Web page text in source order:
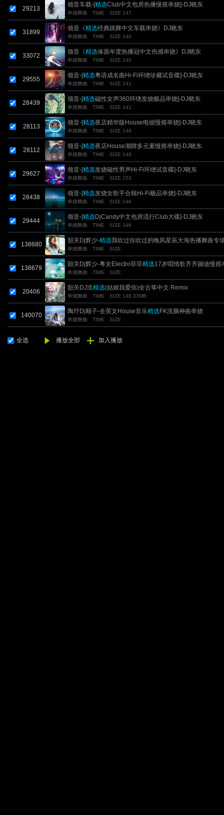
29213
领音车载-[精选Club中文包房热播慢摇串烧]-DJ晓东
串烧舞曲 TIME SIZE 147
31899
领音《精选经典跳舞中文车载串烧》DJ晓东
串烧舞曲 TIME SIZE 140
33072
领音《精选体面年度热播冠中文伤感串烧》DJ晓东
串烧舞曲 TIME SIZE 140
29555
领音-[精选粤语成名曲Hi-Fi环绕珍藏试音碟]-DJ晓东
串烧舞曲 TIME SIZE 141
28439
领音-[精选磁性女声360环绕发烧极品串烧]-DJ晓东
串烧舞曲 TIME SIZE 141
28113
领音-[精选夜店精华版House电锯慢摇串烧]-DJ晓东
串烧舞曲 TIME SIZE 148
28112
领音-[精选夜店House潮牌多元素慢摇串烧]-DJ晓东
串烧舞曲 TIME SIZE 148
29627
领音-[精选发烧磁性男声Hi-Fi环绕试音碟]-DJ晓东
串烧舞曲 TIME SIZE 153
28438
领音-[精选发烧女歌手合辑Hi-Fi极品串烧]-DJ晓东
串烧舞曲 TIME SIZE 146
29444
领音-[精选DjCandy中文包房流行Club大碟]-DJ晓东
串烧舞曲 TIME SIZE 146
138680
韶关Dj辉少-精选我吹过你吹过的晚风星辰大海热播舞曲专
串烧舞曲 TIME SIZE
138679
韶关Dj辉少-粤女Electro菲菲精选17岁唱情歌齐齐蹦迪慢摇
串烧舞曲 TIME SIZE
20406
韶关DJ浩精选(姑娘我爱你)全古筝中文 Remix
串烧舞曲 TIME SIZE 148.33MB
140070
陶圩Dj顺子-全英文House音乐精选FK洗脑神曲串烧
串烧舞曲 TIME SIZE
全选 播放全部 加入播放